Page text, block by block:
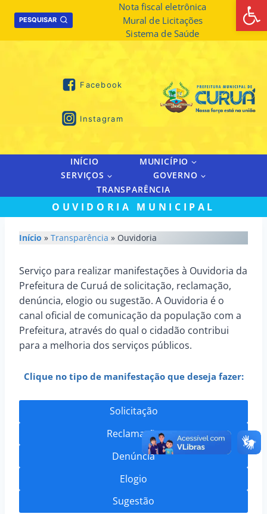
PESQUISAR
Nota fiscal eletrônica
Mural de Licitações
Sistema de Saúde
Facebook
Instagram
INÍCIO
MUNICÍPIO
SERVIÇOS
GOVERNO
TRANSPARÊNCIA
OUVIDORIA MUNICIPAL
Início » Transparência » Ouvidoria
Serviço para realizar manifestações à Ouvidoria da
Prefeitura de Curuá de solicitação, reclamação,
denúncia, elogio ou sugestão. A Ouvidoria é o
canal oficial de comunicação da população com a
Prefeitura, através do qual o cidadão contribui
para a melhoria dos serviços públicos.
Clique no tipo de manifestação que deseja fazer:
Solicitação
Reclamação
Denúncia
Elogio
Sugestão